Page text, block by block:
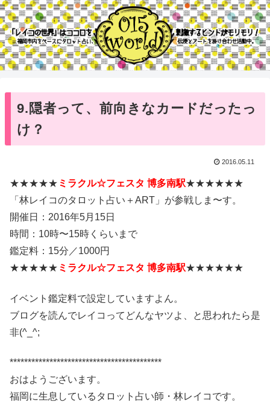
9.隠者って、前向きなカードだったっ
け？
2016.05.11
★★★★★ ミラクル☆フェスタ 博多南駅★★★★★★
「林レイコのタロット占い＋ART」が参戦しま〜す。
開催日：2016年5月15日
時間：10時〜15時くらいまで
鑑定料：15分／1000円
★★★★★ ミラクル☆フェスタ 博多南駅★★★★★★
イベント鑑定料で設定していますよん。
ブログを読んでレイコってどんなヤツよ、と思われたら是
非(^_^;
******************************************
おはようございます。
福岡に生息しているタロット占い師・林レイコです。